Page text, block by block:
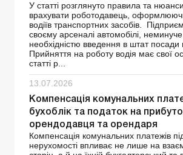
У статті розглянуто правила та
врахувати роботодавець,
водіїв транспортних засобів.
своєму арсеналі автомобілі,
необхідністю введення в штат посади
Прийняття на роботу водія має свої
статті р...
13.07.2026
Компенсація комунальних
бухоблік та податок на
орендодавця та орендаря
Компенсація комунальних платежів
нерухомості впливає не лише на